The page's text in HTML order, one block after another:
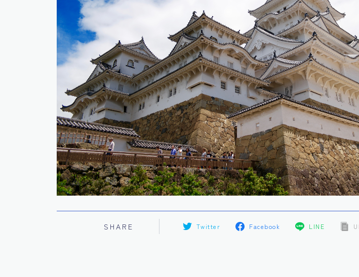
SHARE Twitter Facebook LINE